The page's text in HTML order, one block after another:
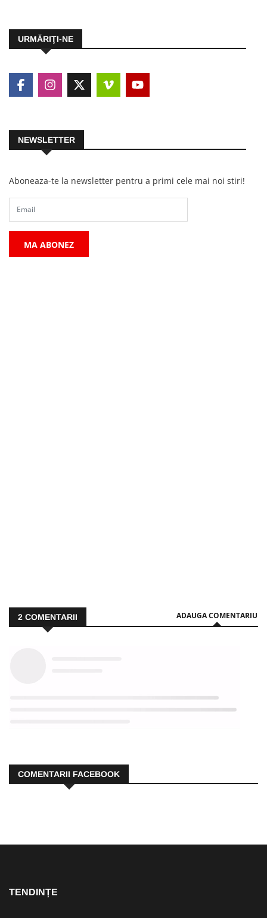
URMĂRIŢI-NE
NEWSLETTER
Aboneaza-te la newsletter pentru a primi cele mai noi stiri!
MA ABONEZ
2 COMENTARII ADAUGA COMENTARIU
COMENTARII FACEBOOK
TENDINȚE